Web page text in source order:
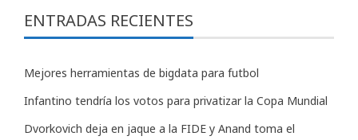
ENTRADAS RECIENTES
Mejores herramientas de bigdata para futbol
Infantino tendría los votos para privatizar la Copa Mundial
Dvorkovich deja en jaque a la FIDE y Anand toma el